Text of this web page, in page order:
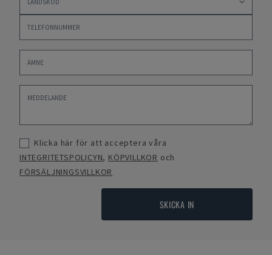
Klicka här för att acceptera våra
INTEGRITETSPOLICYN, KÖPVILLKOR och
FÖRSÄLJNINGSVILLKOR
SKICKA IN